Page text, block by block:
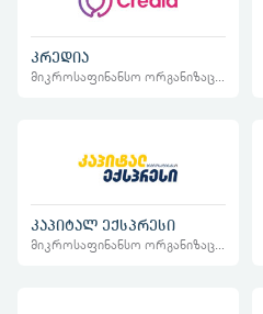
კრედია
კაპიტალ ექსპრესი